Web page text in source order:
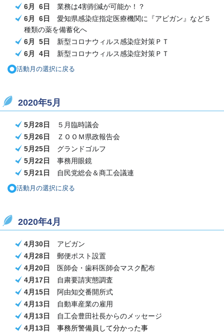
6月 6日 業務は4割削減が可能か！？
6月 6日 愛知県感染症指定医療機関に『アビガン』など５
種類の薬を備蓄化へ
6月 5日 新型コロナウィルス感染症対策ＰＴ
6月 4日 新型コロナウィルス感染症対策ＰＴ
活動月の選択に戻る
2020年5月
5月28日
５月臨時議会
5月26日
ＺＯＯＭ県政報告会
5月25日 グランドゴルフ
5月22日 事務用眼鏡
5月21日
自民党総会＆商工会議連
活動月の選択に戻る
2020年4月
4月30日 アビガン
4月28日 郵便ポスト設置
4月20日
医師会・歯科医師会マスク配布
4月17日
自粛要請実態調査
4月15日
阿由知交番開所式
4月13日
自動車産業の雇用
4月13日
自工会豊田社長からのメッセージ
4月13日 事務所警備員して分かった事